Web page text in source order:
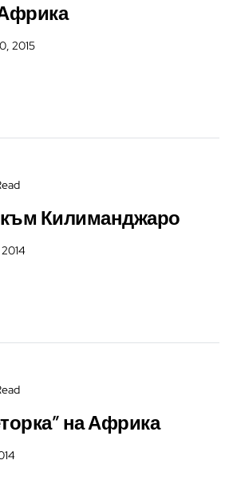
2015
към Килиманджаро
на Африка